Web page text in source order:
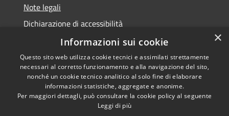
Note legali
Dichiarazione di accessibilità
Accessibilità
Privacy
Copyright © 2026 • Comune di
Teramo • Powered by
Municipium• Accesso
×
Informazioni sui cookie
Questo sito web utilizza cookie tecnici e assimilati strettamente
necessari al corretto funzionamento e alla navigazione del sito,
nonché un cookie tecnico analitico al solo fine di elaborare
informazioni statistiche, aggregate e anonime.
Per maggiori dettagli, può consultare la cookie policy al seguente
Leggi di più